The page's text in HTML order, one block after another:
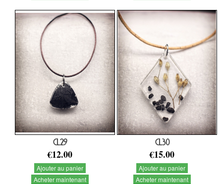
CL29
€12.00
Ajouter au panier
Acheter maintenant
CL30
€15.00
Ajouter au panier
Acheter maintenant